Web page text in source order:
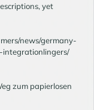
yet
news/germany-
zum papierlosen